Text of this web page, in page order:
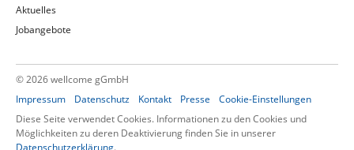
Aktuelles
Jobangebote
©2026 wellcome gGmbH
Impressum
Datenschutz Kontakt Presse
Cookie-Einstellungen
Diese Seite verwendet Cookies. Informationen zu den Cookies und
Möglichkeiten zu deren Deaktivierung finden Sie in unserer
Datenschutzerklärung.